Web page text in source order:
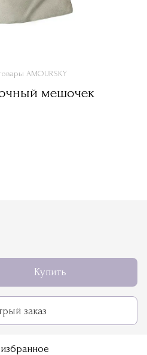
AMOURSKY
мешочек
Купить
заказ